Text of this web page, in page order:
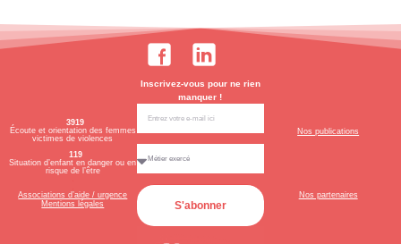
3919
Écoute et orientation des femmes
victimes de violences
119
Situation d’enfant en danger ou en
risque de l’être
Associations d’aide / urgence
Mentions légales
Inscrivez-vous pour ne rien
manquer !
S'abonner
Nos publications
Nos partenaires